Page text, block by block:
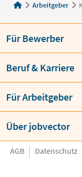
Arbeitgeber
Für Bewerber
Beruf & Karriere
Für Arbeitgeber
Über jobvector
AGB Datenschutz